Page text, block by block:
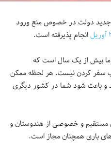
جدید دولت در خصوص منع ورود
انجام پذیرفته است.
بیش از یک سال است که
سفر کردن نیست. هر لحظه ممکن
و باعث شود شما در کشور دیگری
مستقیم و خصوصی از هندوستان و
باری همچنان مجاز است.